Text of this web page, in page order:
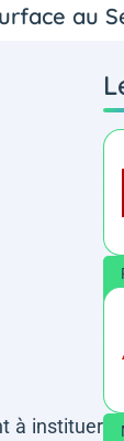
au
à instituer